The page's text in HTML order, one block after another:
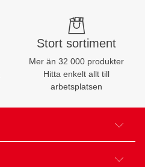
Stort sortiment
Mer än 32 000 produkter
Hitta enkelt allt till
arbetsplatsen